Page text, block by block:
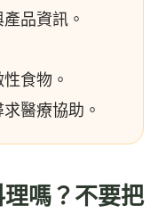
品資訊。
食物。
醫療協助。
嗎？不要把